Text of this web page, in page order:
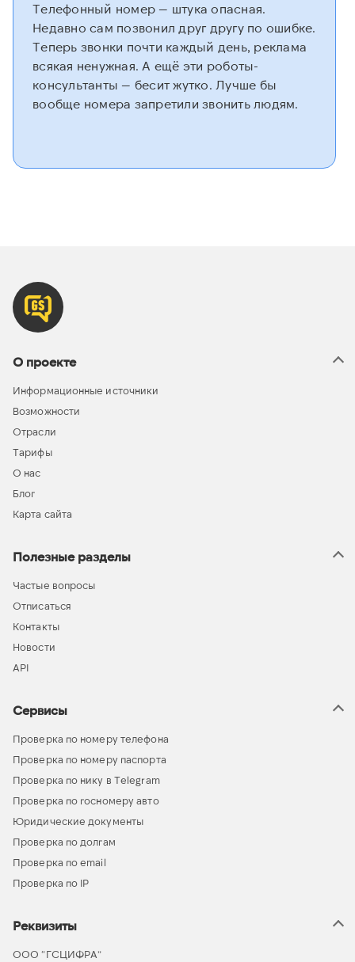
Телефонный номер — штука опасная.
Недавно сам позвонил друг другу по ошибке.
Теперь звонки почти каждый день, реклама
всякая ненужная. А ещё эти роботы-
консультанты — бесит жутко. Лучше бы
вообще номера запретили звонить людям.
О проекте
Информационные источники
Возможности
Отрасли
Тарифы
О нас
Блог
Карта сайта
Полезные разделы
Частые вопросы
Отписаться
Контакты
Новости
API
Сервисы
Проверка по номеру телефона
Проверка по номеру паспорта
Проверка по нику в Telegram
Проверка по госномеру авто
Юридические документы
Проверка по долгам
Проверка по email
Проверка по IP
Реквизиты
ООО “ГСЦИФРА”